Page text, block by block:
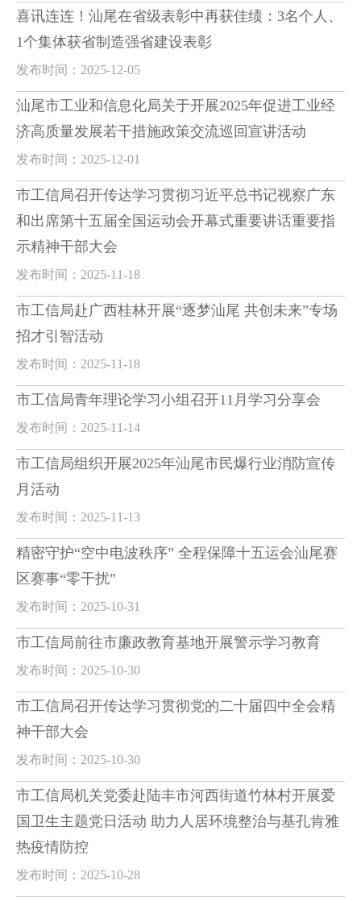
喜讯连连！汕尾在省级表彰中再获佳绩：3名个人、
1个集体获省制造强省建设表彰
发布时间：2025-12-05
汕尾市工业和信息化局关于开展2025年促进工业经
济高质量发展若干措施政策交流巡回宣讲活动
发布时间：2025-12-01
市工信局召开传达学习贯彻习近平总书记视察广东
和出席第十五届全国运动会开幕式重要讲话重要指
示精神干部大会
发布时间：2025-11-18
市工信局赴广西桂林开展“逐梦汕尾 共创未来”专场
招才引智活动
发布时间：2025-11-18
市工信局青年理论学习小组召开11月学习分享会
发布时间：2025-11-14
市工信局组织开展2025年汕尾市民爆行业消防宣传
月活动
发布时间：2025-11-13
精密守护“空中电波秩序” 全程保障十五运会汕尾赛
区赛事“零干扰”
发布时间：2025-10-31
市工信局前往市廉政教育基地开展警示学习教育
发布时间：2025-10-30
市工信局召开传达学习贯彻党的二十届四中全会精
神干部大会
发布时间：2025-10-30
市工信局机关党委赴陆丰市河西街道竹林村开展爱
国卫生主题党日活动 助力人居环境整治与基孔肯雅
热疫情防控
发布时间：2025-10-28